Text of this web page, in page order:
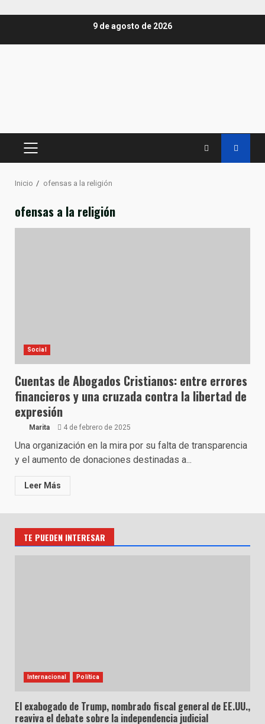
9 de agosto de 2026
MENÚ
Inicio ofensas a la religión
ofensas a la religión
Social
Cuentas de Abogados Cristianos: entre errores
financieros y una cruzada contra la libertad de
expresión
Marita 4 de febrero de 2025
Una organización en la mira por su falta de transparencia
y el aumento de donaciones destinadas a...
Leer Más
TE PUEDEN INTERESAR
Internacional Política
El exabogado de Trump, nombrado fiscal general de EE.UU.,
reaviva el debate sobre la independencia judicial